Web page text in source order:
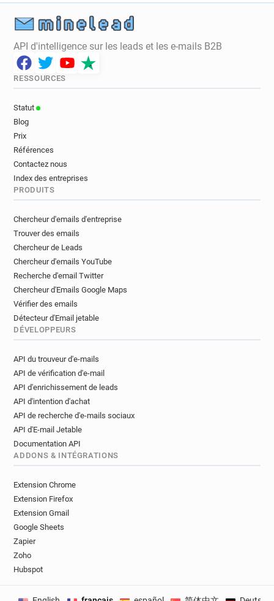
API d'intelligence sur les leads et les e-mails B2B
RESSOURCES
Statut
Blog
Prix
Références
Contactez nous
Index des entreprises
PRODUITS
Chercheur d'emails d'entreprise
Trouver des emails
Chercheur de Leads
Chercheur d'emails YouTube
Recherche d'email Twitter
Chercheur d'Emails Google Maps
Vérifier des emails
Détecteur d'Email jetable
DÉVELOPPEURS
API du trouveur d'e-mails
API de vérification d'e-mail
API d'enrichissement de leads
API d'intention d'achat
API de recherche d'e-mails sociaux
API d'E-mail Jetable
Documentation API
ADDONS & INTÉGRATIONS
Extension Chrome
Extension Firefox
Extension Gmail
Google Sheets
Zapier
Zoho
Hubspot